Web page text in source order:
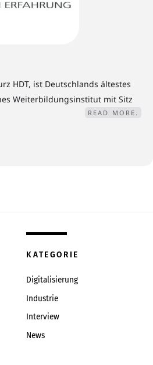
HDT, ist Deutschlands ältestes
Weiterbildungsinstitut mit Sitz
READ MORE.
KATEGORIE
Digitalisierung
Industrie
Interview
News